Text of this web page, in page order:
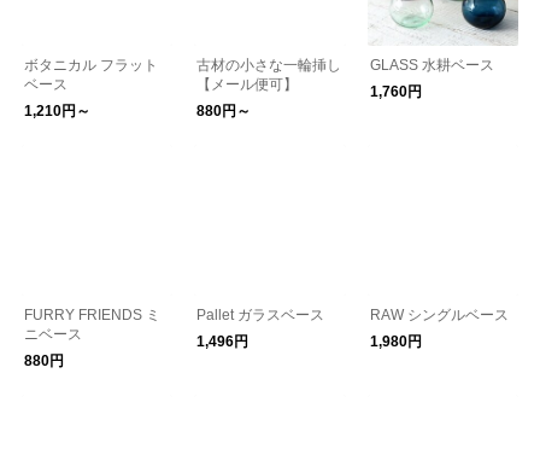
ボタニカル フラット
ベース
1,210円～
古材の小さな一輪挿し
【メール便可】
880円～
GLASS 水耕ベース
1,760円
FURRY FRIENDS ミ
ニベース
880円
Pallet ガラスベース
1,496円
RAW シングルベース
1,980円